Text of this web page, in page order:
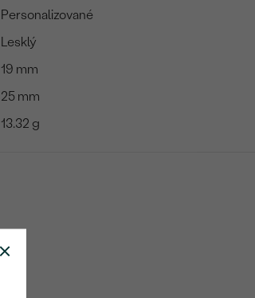
Personalizované
Lesklý
19 mm
25 mm
13.32 g